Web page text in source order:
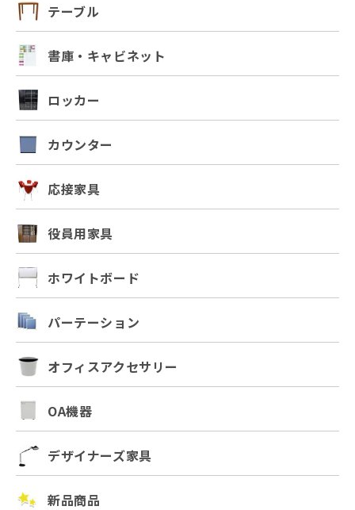
テーブル
書庫・キャビネット
ロッカー
カウンター
応接家具
役員用家具
ホワイトボード
パーテーション
オフィスアクセサリー
OA機器
デザイナーズ家具
新品商品